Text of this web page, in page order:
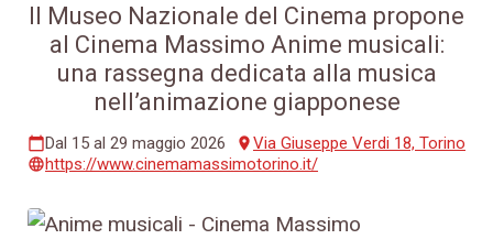
Il Museo Nazionale del Cinema propone
al Cinema Massimo Anime musicali:
una rassegna dedicata alla musica
nell’animazione giapponese
calendar_todayDal 15 al 29 maggio 2026 placeVia Giuseppe Verdi 18, Torino
languagehttps://www.cinemamassimotorino.it/